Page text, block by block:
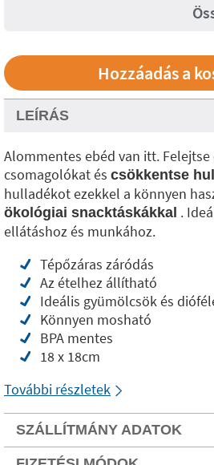
LEÍRÁS
Alommentes ebéd van itt.
csomagolókat és csökkentse
hulladékot ezekkel a könnyen
ökológiai snacktáskákkal .
ellátáshoz és munkához.
Tépőzáras záródás
Az ételhez állítható
Ideális gyümölcsök és
Könnyen mosható
BPA mentes
18 x 18cm
További részletek
SZÁLLÍTMÁNY ADATOK